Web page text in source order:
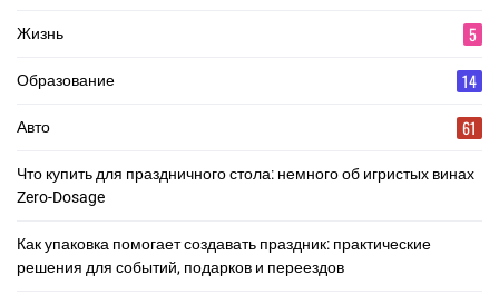
Жизнь 5
Образование 14
Авто 61
Что купить для праздничного стола: немного об игристых винах
Zero-Dosage
Как упаковка помогает создавать праздник: практические
решения для событий, подарков и переездов